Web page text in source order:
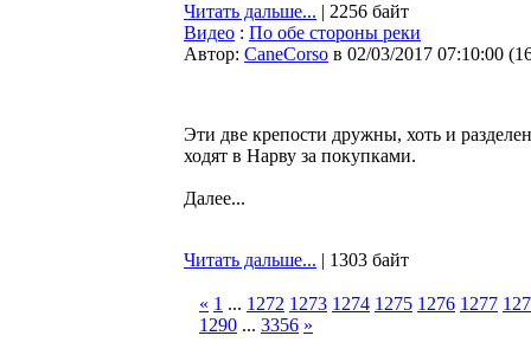
Читать дальше... | 2256 байт
Видео : По обе стороны реки
Автор: CaneCorso в 02/03/2017 07:10:00 (
Эти две крепости дружны, хоть и
ходят в Нарву за покупками.
Далее...
Читать дальше... | 1303 байт
« 1 ... 1272 1273 1274 1275 1276 1277
1290 ... 3356 »